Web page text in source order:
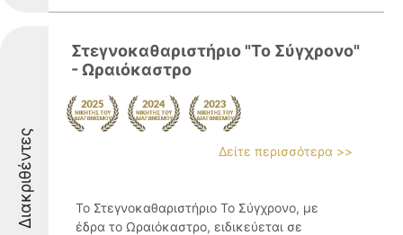
Διακριθέντες
Στεγνοκαθαριστήριο "Το Σύγχρονο"
- Ωραιόκαστρο
Δείτε περισσότερα >>
Το Στεγνοκαθαριστήριο Το Σύγχρονο, με
έδρα το Ωραιόκαστρο, ειδικεύεται σε